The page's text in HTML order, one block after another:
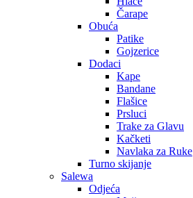
Čarape
Obuća
Patike
Gojzerice
Dodaci
Kape
Bandane
Flašice
Prsluci
Trake za Glavu
Kačketi
Navlaka za Ruke
Turno skijanje
Salewa
Odjeća